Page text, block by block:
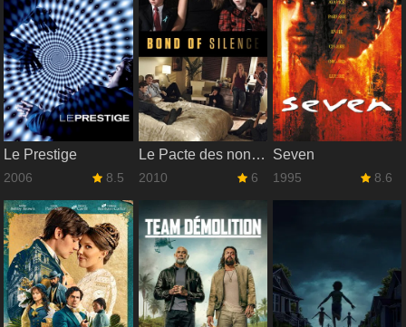
Le Prestige
2006 8.5
Le Pacte des non-dits
2010 6
Seven
1995 8.6